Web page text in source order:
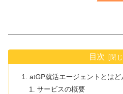
目次
atGP就活エージェントとはど
サービスの概要